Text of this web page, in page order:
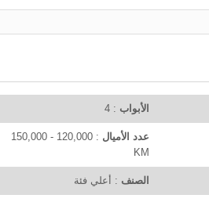
الأبواب : 4
عدد الأميال
: 120,000 - 150,000
KM
الصنف : أعلي فئة